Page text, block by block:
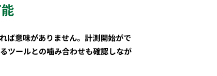
ば意味がありません。計測開始がで
ツールとの噛み合わせも確認しなが